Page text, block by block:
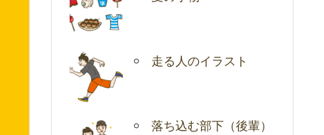
走る人のイラスト
落ち込む部下（後輩）